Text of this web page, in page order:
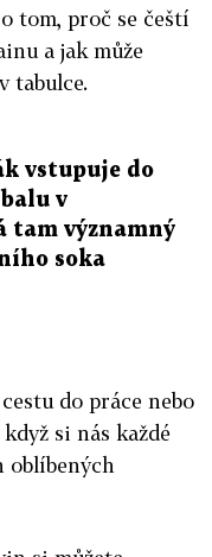
tom, proč se čeští
a jak může
tabulce.
vstupuje do
v
tam významný
soka
do práce nebo
si nás každé
oblíbených